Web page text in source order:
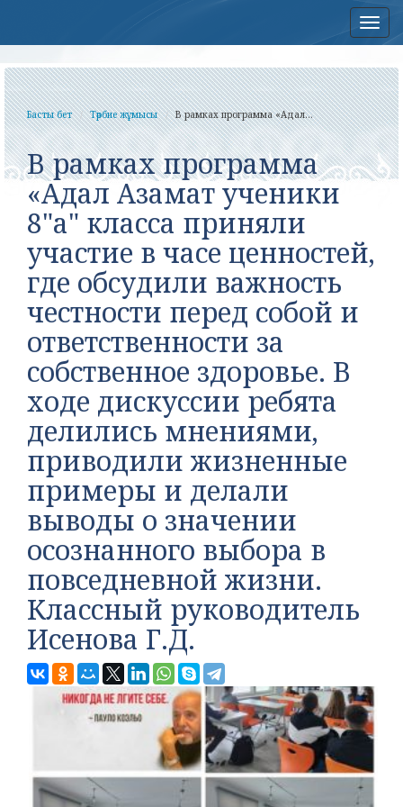
Басты бет Тәрбие жұмысы В рамках программа «Адал...
В рамках программа
«Адал Азамат ученики
8"а" класса приняли
участие в часе ценностей,
где обсудили важность
честности перед собой и
ответственности за
собственное здоровье. В
ходе дискуссии ребята
делились мнениями,
приводили жизненные
примеры и делали
выводы о значении
осознанного выбора в
повседневной жизни.
Классный руководитель
Исенова Г.Д.